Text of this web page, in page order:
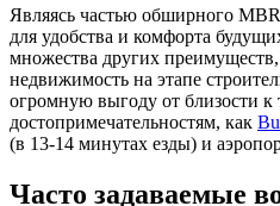
Являясь частью обширного
для удобства и комфорта
множества других
недвижимость на этапе
огромную выгоду от близости
достопримечательностям, как
(в 13-14 минутах езды) и
Часто задаваемые